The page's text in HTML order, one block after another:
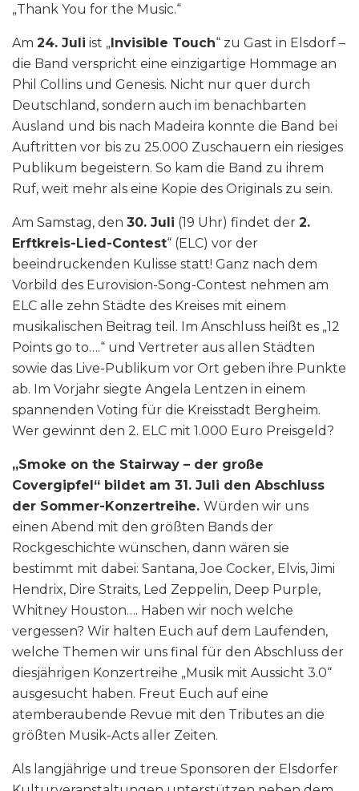
„Thank You for the Music.“
Am 24. Juli ist „Invisible Touch“ zu Gast in Elsdorf –
die Band verspricht eine einzigartige Hommage an
Phil Collins und Genesis. Nicht nur quer durch
Deutschland, sondern auch im benachbarten
Ausland und bis nach Madeira konnte die Band bei
Auftritten vor bis zu 25.000 Zuschauern ein riesiges
Publikum begeistern. So kam die Band zu ihrem
Ruf, weit mehr als eine Kopie des Originals zu sein.
Am Samstag, den 30. Juli (19 Uhr) findet der 2.
Erftkreis-Lied-Contest“ (ELC) vor der
beeindruckenden Kulisse statt! Ganz nach dem
Vorbild des Eurovision-Song-Contest nehmen am
ELC alle zehn Städte des Kreises mit einem
musikalischen Beitrag teil. Im Anschluss heißt es „12
Points go to….“ und Vertreter aus allen Städten
sowie das Live-Publikum vor Ort geben ihre Punkte
ab. Im Vorjahr siegte Angela Lentzen in einem
spannenden Voting für die Kreisstadt Bergheim.
Wer gewinnt den 2. ELC mit 1.000 Euro Preisgeld?
„Smoke on the Stairway – der große
Covergipfel“ bildet am 31. Juli den Abschluss
der Sommer-Konzertreihe. Würden wir uns
einen Abend mit den größten Bands der
Rockgeschichte wünschen, dann wären sie
bestimmt mit dabei: Santana, Joe Cocker, Elvis, Jimi
Hendrix, Dire Straits, Led Zeppelin, Deep Purple,
Whitney Houston…. Haben wir noch welche
vergessen? Wir halten Euch auf dem Laufenden,
welche Themen wir uns final für den Abschluss der
diesjährigen Konzertreihe „Musik mit Aussicht 3.0“
ausgesucht haben. Freut Euch auf eine
atemberaubende Revue mit den Tributes an die
größten Musik-Acts aller Zeiten.
Als langjährige und treue Sponsoren der Elsdorfer